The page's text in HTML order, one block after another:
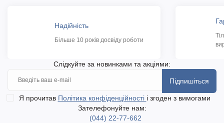
Надійність
Більше 10 років досвіду роботи
Слідкуйте за новинками та акціями:
Підпишіться
Я прочитав Політика конфіденційності і згоден з вимогами
Зателефонуйте нам:
(044) 22-77-662